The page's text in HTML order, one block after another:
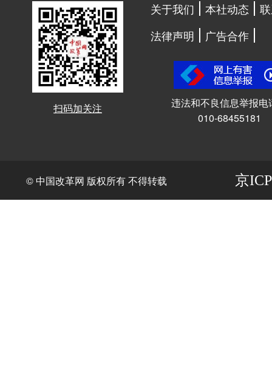
扫码加关注
关于我们 本社动态
法律声明
广告合作
违法和不良信息举报电
010-68455181
© 中国改革网 版权所有 不得转载 京